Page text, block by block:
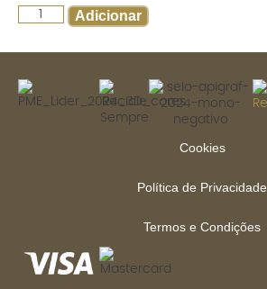
Adicionar
Cookies
Política de Privacidade
Termos e Condições